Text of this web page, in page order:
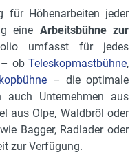
für Höhenarbeiten jeder
eine Arbeitsbühne zur
umfasst für jedes
– ob Teleskopmastbühne,
– die optimale
Unternehmen aus
aus Olpe, Waldbröl oder
Bagger, Radlader oder
zur Verfügung.